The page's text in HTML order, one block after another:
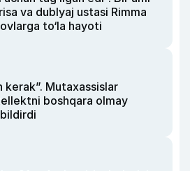
va dublyaj ustasi Rimma
to‘la hayoti
kerak”. Mutaxassislar
boshqara olmay